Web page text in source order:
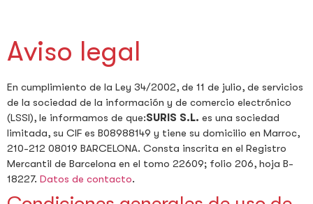
Aviso legal
En cumplimiento de la Ley 34/2002, de 11 de julio, de servicios
de la sociedad de la información y de comercio electrónico
(LSSI), le informamos de que:SURIS S.L. es una sociedad
limitada, su CIF es B08988149 y tiene su domicilio en Marroc,
210-212 08019 BARCELONA. Consta inscrita en el Registro
Mercantil de Barcelona en el tomo 22609; folio 206, hoja B-
18227. Datos de contacto.